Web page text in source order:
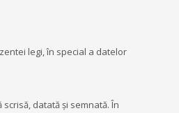
legi, în special a datelor
datată și semnată. În